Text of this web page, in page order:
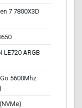
7 7800X3D
LE720 ARGB
5600Mhz